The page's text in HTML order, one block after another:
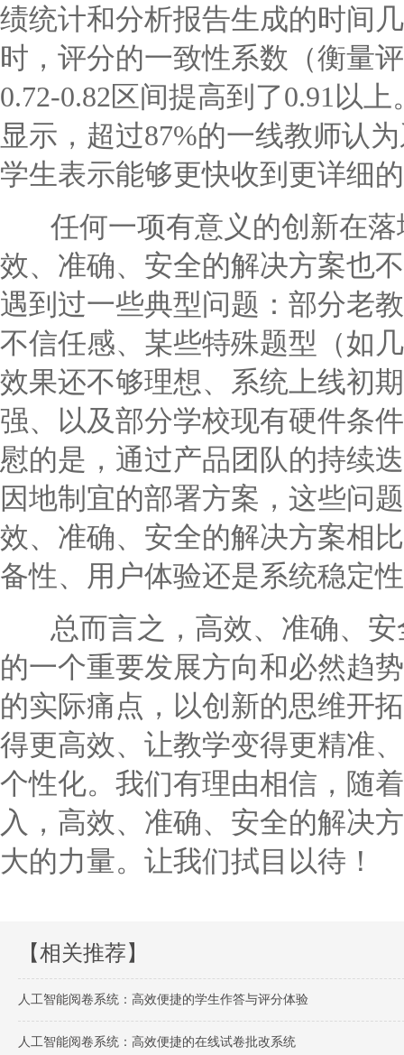
绩统计和分析报告生成的时间
时，评分的一致性系数（衡量
0.72-0.82区间提高到了0.91以
显示，超过87%的一线教师认
学生表示能够更快收到更详细
任何一项有意义的创新在落
效、准确、安全的解决方案也
遇到过一些典型问题：部分老
不信任感、某些特殊题型（如
效果还不够理想、系统上线初
强、以及部分学校现有硬件条
慰的是，通过产品团队的持续
因地制宜的部署方案，这些问
效、准确、安全的解决方案相
备性、用户体验还是系统稳定
总而言之，高效、准确、安
的一个重要发展方向和必然趋
的实际痛点，以创新的思维开
得更高效、让教学变得更精准
个性化。我们有理由相信，随
入，高效、准确、安全的解决
大的力量。让我们拭目以待！
【相关推荐】
人工智能阅卷系统：高效便捷的学生作答与评分体验
人工智能阅卷系统：高效便捷的在线试卷批改系统